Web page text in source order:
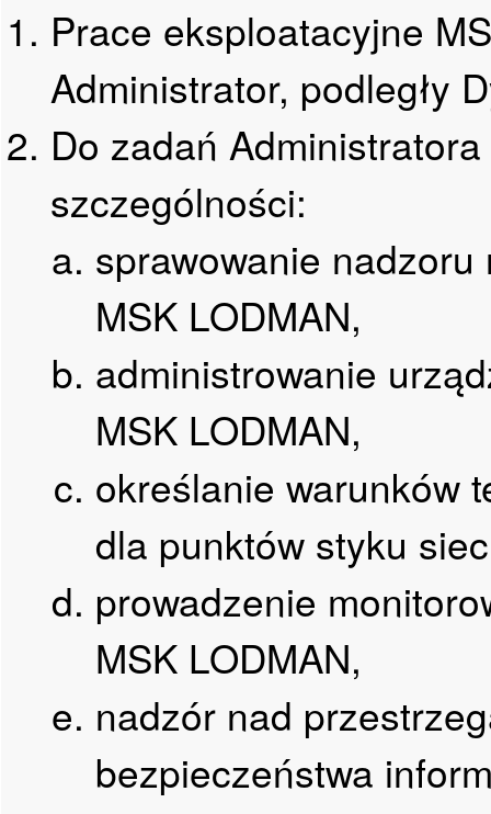
Prace eksploatacyjne
Administrator, podległy
Do zadań
szczególności:
sprawowanie
MSK LODMAN,
administrowanie
MSK LODMAN,
określanie warunków
dla punktów styku
prowadzenie
MSK LODMAN,
nadzór nad
bezpieczeństwa